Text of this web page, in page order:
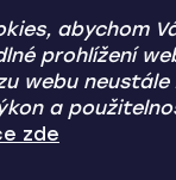
abychom
prohlížení
webu neustále
a
zde